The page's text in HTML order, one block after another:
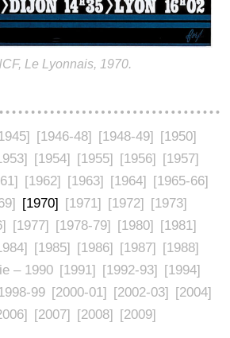
Le Lyonnais, 1970.
[1946-48] [1948-49] [1950]
[1954] [1955] [1956] [1957]
[1962] [1963] [1964] [1965-66]
[1970] [1971] [1972] [1973]
[1977] [1978-79] [1980] [1981]
[1985] [1986] [1987] [1988]
– 1990 [1991] [1992-93] [1994]
99 [2000-01] [2002-03] [2004]
[2007] [2008] [2009]